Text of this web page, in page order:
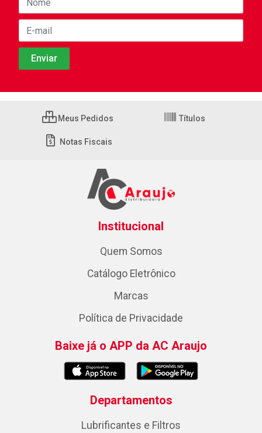
Meus Pedidos Títulos
Notas Fiscais
Institucional
Quem Somos
Catálogo Eletrônico
Marcas
Política de Privacidade
Baixe já o APP da AC Araujo
Departamentos
Lubrificantes e Filtros